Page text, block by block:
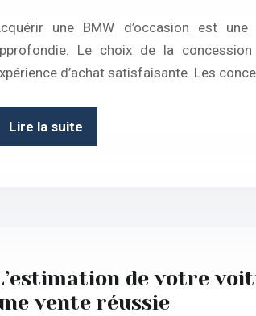
une BMW d’occasion est
Le choix de la
d’achat satisfaisante. Les
Lire la suite
de votre
vente réussie